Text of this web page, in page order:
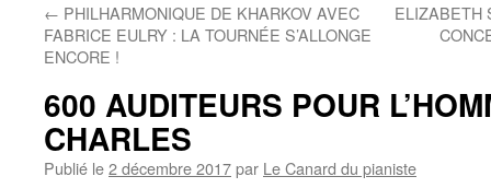
← PHILHARMONIQUE DE KHARKOV AVEC
FABRICE EULRY : LA TOURNÉE S’ALLONGE
ENCORE !
ELIZABETH
600 AUDITEURS POUR
CHARLES
Publié le2 décembre 2017par Le Canard du pianiste